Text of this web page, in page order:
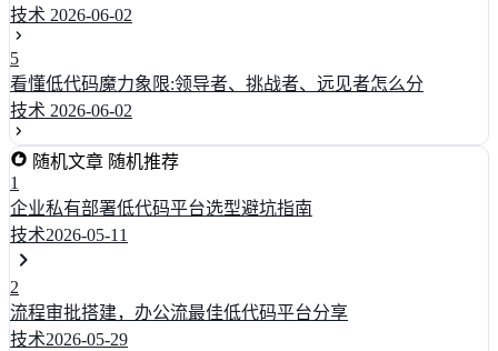
技术 2026-06-02
5
看懂低代码魔力象限:领导者、挑战者、远见者怎么分
技术 2026-06-02
随机文章 随机推荐
1
企业私有部署低代码平台选型避坑指南
技术2026-05-11
2
流程审批搭建，办公流最佳低代码平台分享
技术2026-05-29